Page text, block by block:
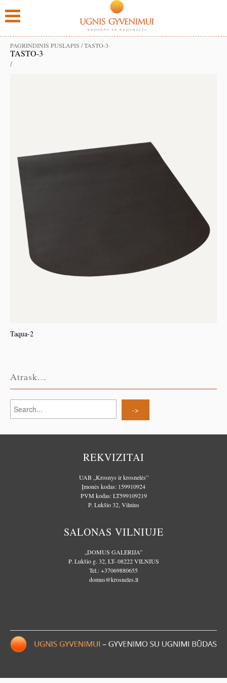
PAGRINDINIS PUSLAPIS /TASTO-3
TASTO-3
/
Taqua-2
Atrask...
REKVIZITAI
UAB „Krosnys ir krosnelės”
Įmonės kodas: 159910924
PVM kodas: LT599109219
P. Lukšio 32, Vilnius
SALONAS VILNIUJE
„DOMUS GALERIJA”
P. Lukšio g. 32, LT- 08222 VILNIUS
Tel.:+37069880655
domus@krosneles.lt